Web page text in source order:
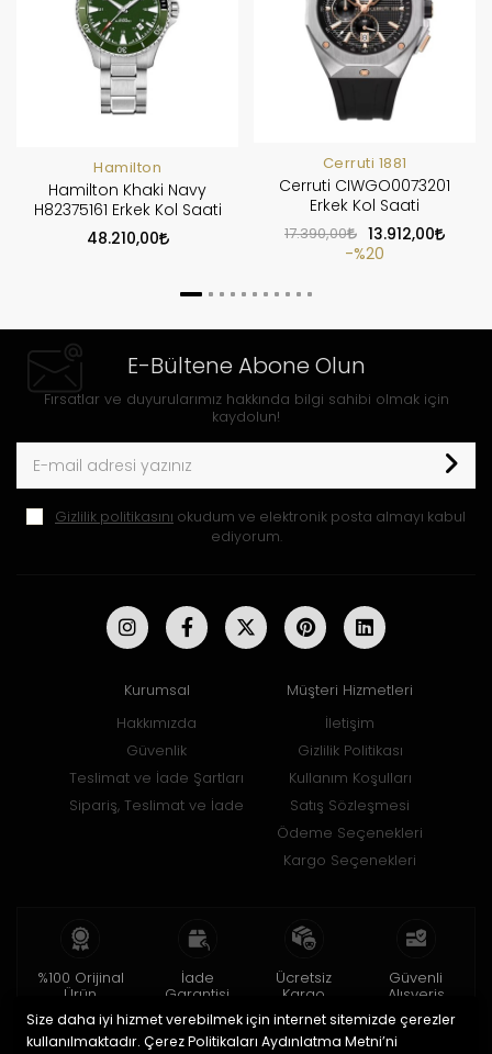
Hamilton
Hamilton Khaki Navy
H82375161 Erkek Kol Saati
48.210,00
Cerruti 1881
Cerruti CIWGO0073201
Erkek Kol Saati
17.390,00
13.912,00
%20
E-Bültene Abone Olun
Fırsatlar ve duyurularımız hakkında bilgi sahibi olmak için
kaydolun!
Gizlilik politikasını okudum ve elektronik posta almayı kabul
ediyorum.
Kurumsal
Hakkımızda
Güvenlik
Teslimat ve İade Şartları
Sipariş, Teslimat ve İade
Müşteri Hizmetleri
İletişim
Gizlilik Politikası
Kullanım Koşulları
Satış Sözleşmesi
Ödeme Seçenekleri
Kargo Seçenekleri
%100 Orijinal
Ürün
2 yıl garanti
İade
Garantisi
15 gün içinde
iade
Ücretsiz
Kargo
150 TL ve üzeri
Güvenli
Alışveriş
256bit SSL ile
Size daha iyi hizmet verebilmek için internet sitemizde çerezler
kullanılmaktadır. Çerez Politikaları Aydınlatma Metni’ni